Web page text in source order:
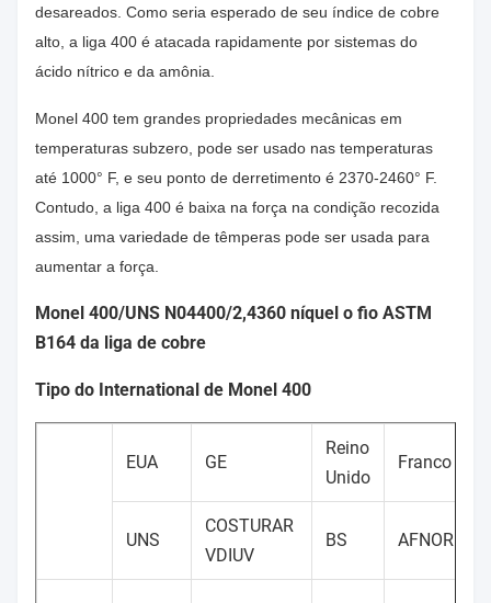
desareados. Como seria esperado de seu índice de cobre
alto, a liga 400 é atacada rapidamente por sistemas do
ácido nítrico e da amônia.
Monel 400 tem grandes propriedades mecânicas em
temperaturas subzero, pode ser usado nas temperaturas
até 1000° F, e seu ponto de derretimento é 2370-2460° F.
Contudo, a liga 400 é baixa na força na condição recozida
assim, uma variedade de têmperas pode ser usada para
aumentar a força.
Monel 400/UNS N04400/2,4360 níquel o fio ASTM
B164 da liga de cobre
Tipo do International de Monel 400
EUA GE
Reino
Unido
Franco
UNS
COSTURAR
VDIUV
BS AFNOR